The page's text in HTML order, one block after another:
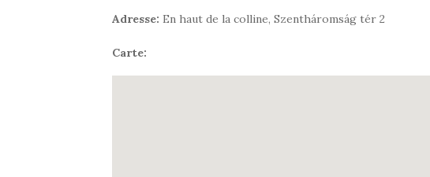
Adresse: En haut de la colline, Szentháromság tér 2
Carte: